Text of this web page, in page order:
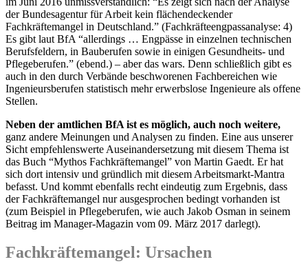
der Bundesagentur für Arbeit kein flächendeckender
Fachkräftemangel in Deutschland.” (Fachkräfteengpassanalyse: 4)
Es gibt laut BfA “allerdings … Engpässe in einzelnen technischen
Berufsfeldern, in Bauberufen sowie in einigen Gesundheits- und
Pflegeberufen.” (ebend.) – aber das wars. Denn schließlich gibt es
auch in den durch Verbände beschworenen Fachbereichen wie
Ingenieursberufen statistisch mehr erwerbslose Ingenieure als offene
Stellen.
Neben der amtlichen BfA ist es möglich, auch noch weitere,
ganz andere Meinungen und Analysen zu finden. Eine aus unserer
Sicht empfehlenswerte Auseinandersetzung mit diesem Thema ist
das Buch “Mythos Fachkräftemangel” von Martin Gaedt. Er hat
sich dort intensiv und gründlich mit diesem Arbeitsmarkt-Mantra
befasst. Und kommt ebenfalls recht eindeutig zum Ergebnis, dass
der Fachkräftemangel nur ausgesprochen bedingt vorhanden ist
(zum Beispiel in Pflegeberufen, wie auch Jakob Osman in seinem
Beitrag im Manager-Magazin vom 09. März 2017 darlegt).
Fachkräftemangel: Ursachen